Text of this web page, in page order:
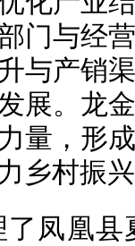
门与经
与产销
展。龙
量，形
乡村振
凤凰